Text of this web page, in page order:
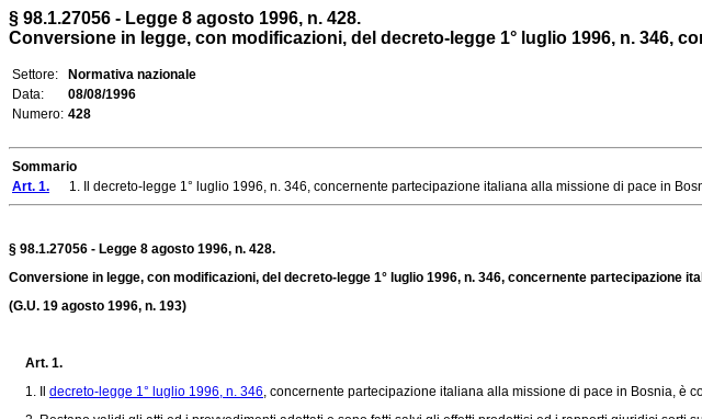
§ 98.1.27056 - Legge 8 agosto 1996, n. 428.
Conversione in legge, con modificazioni, del decreto-legge 1° luglio 1996, n. 346,
Settore:
Normativa nazionale
Data:
08/08/1996
Numero: 428
Sommario
Art. 1. 1. Il decreto-legge 1° luglio 1996, n. 346, concernente partecipazione italiana alla missione di pace in
§ 98.1.27056 - Legge 8 agosto 1996, n. 428.
Conversione in legge, con modificazioni, del decreto-legge 1° luglio 1996, n. 346, concernente partecipazione
(G.U. 19 agosto 1996, n. 193)
Art. 1.
1. Il decreto-legge 1° luglio 1996, n. 346, concernente partecipazione italiana alla missione di pace in Bosnia, è